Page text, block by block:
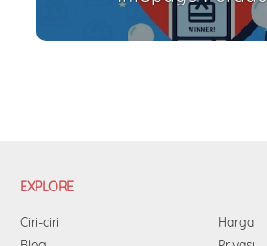
EXPLORE
Ciri-ciri
Harga